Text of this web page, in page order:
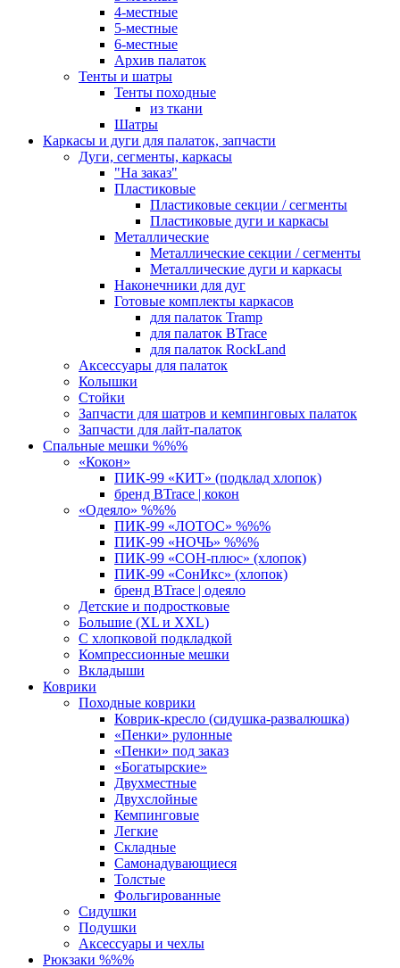
4-местные
5-местные
6-местные
Архив палаток
Тенты и шатры
Тенты походные
из ткани
Шатры
Каркасы и дуги для палаток, запчасти
Дуги, сегменты, каркасы
"На заказ"
Пластиковые
Пластиковые секции / сегменты
Пластиковые дуги и каркасы
Металлические
Металлические секции / сегменты
Металлические дуги и каркасы
Наконечники для дуг
Готовые комплекты каркасов
для палаток Tramp
для палаток BTrace
для палаток RockLand
Аксессуары для палаток
Колышки
Стойки
Запчасти для шатров и кемпинговых палаток
Запчасти для лайт-палаток
Спальные мешки %%%
«Кокон»
ПИК-99 «КИТ» (подклад хлопок)
бренд BTrace | кокон
«Одеяло» %%%
ПИК-99 «ЛОТОС» %%%
ПИК-99 «НОЧЬ» %%%
ПИК-99 «СОН-плюс» (хлопок)
ПИК-99 «СонИкс» (хлопок)
бренд BTrace | одеяло
Детские и подростковые
Большие (XL и XXL)
С хлопковой подкладкой
Компрессионные мешки
Вкладыши
Коврики
Походные коврики
Коврик-кресло (сидушка-развалюшка)
«Пенки» рулонные
«Пенки» под заказ
«Богатырские»
Двухместные
Двухслойные
Кемпинговые
Легкие
Складные
Самонадувающиеся
Толстые
Фольгированные
Сидушки
Подушки
Аксессуары и чехлы
Рюкзаки %%%